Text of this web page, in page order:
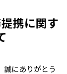
携に関す
誠にありがとう